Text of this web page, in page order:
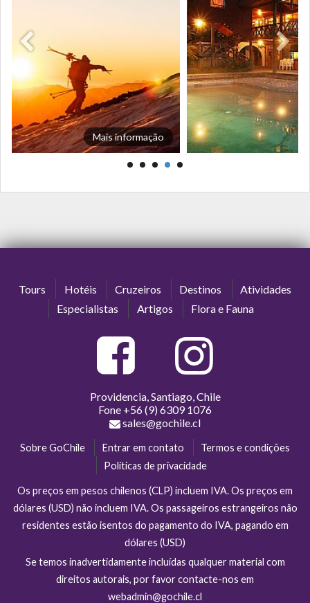
Mais informação
Tours Hotéis Cruzeiros Destinos
Atividades
Especialistas
Artigos Flora e Fauna
Providencia, Santiago, Chile
Fone +56 (9) 6309 1076
sales@gochile.cl
Sobre GoChile Entrar em contato
Termos e condições
Políticas de privacidade
Os preços em pesos chilenos (CLP) incluem IVA. Os preços em
dólares (USD) não incluem IVA. Os passageiros estrangeiros não
residentes estão isentos do pagamento do IVA, pagando em
dólares (USD)
Se temos inadvertidamente incluídas qualquer material com
direitos autorais, por favor contacte-nos em
webadmin@gochile.cl